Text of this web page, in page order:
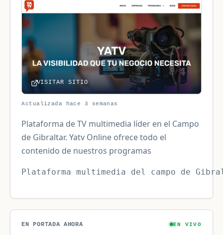
VISITAR SITIO
Actualizada hace 3 semanas
Plataforma de TV multimedia líder en el Campo
de Gibraltar. Yatv Online ofrece todo el
contenido de nuestros programas
Plataforma multimedia del campo de
EN PORTADA AHORA EN VIVO